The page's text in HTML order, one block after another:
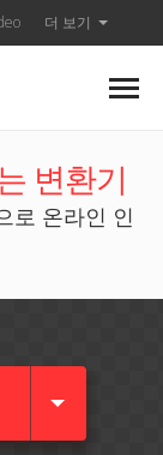
더 보기
변환기
로 온라인 인